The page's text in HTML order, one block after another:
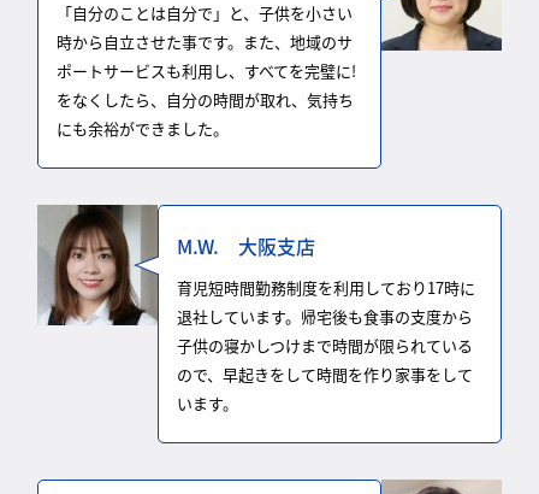
「自分のことは自分で」と、子供を小さい
時から自立させた事です。また、地域のサ
ポートサービスも利用し、すべてを完璧に!
をなくしたら、自分の時間が取れ、気持ち
にも余裕ができました。
M.W. 大阪支店
育児短時間勤務制度を利用しており17時に
退社しています。帰宅後も食事の支度から
子供の寝かしつけまで時間が限られている
ので、早起きをして時間を作り家事をして
います。